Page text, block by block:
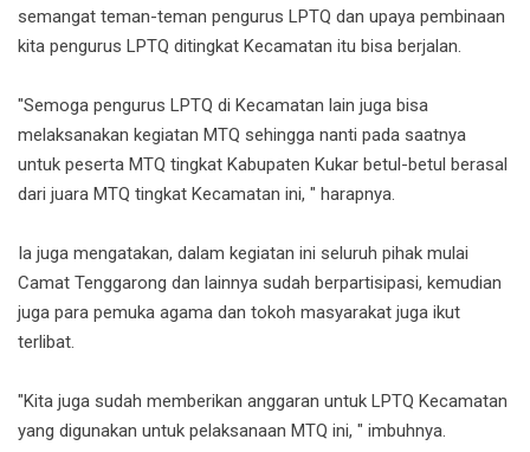
semangat teman-teman pengurus LPTQ dan upaya pembinaan
kita pengurus LPTQ ditingkat Kecamatan itu bisa berjalan.
"Semoga pengurus LPTQ di Kecamatan lain juga bisa
melaksanakan kegiatan MTQ sehingga nanti pada saatnya
untuk peserta MTQ tingkat Kabupaten Kukar betul-betul berasal
dari juara MTQ tingkat Kecamatan ini, " harapnya.
Ia juga mengatakan, dalam kegiatan ini seluruh pihak mulai
Camat Tenggarong dan lainnya sudah berpartisipasi, kemudian
juga para pemuka agama dan tokoh masyarakat juga ikut
terlibat.
"Kita juga sudah memberikan anggaran untuk LPTQ Kecamatan
yang digunakan untuk pelaksanaan MTQ ini, " imbuhnya.